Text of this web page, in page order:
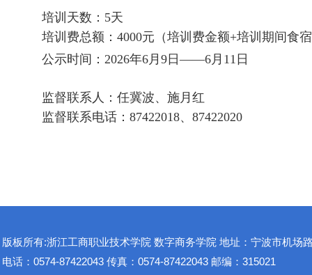
培训天数：5天
培训费总额：4000元（培训费金额+培训期间食
公示时间：2026年6月9日——6月11日
监督联系人：任冀波、施月红
监督联系电话：87422018、87422020
版板所有:浙江工商职业技术学院 数字商务学院 地址：宁波市机场
电话：0574-87422043 传真：0574-87422043 邮编：315021